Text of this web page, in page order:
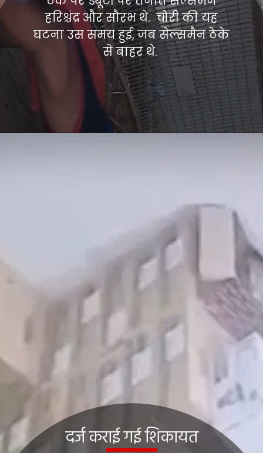
हरिश्चंद्र और सौरभ थे. चोरी की यह
घटना उस समय हुई, जब सेल्समैन ठेके
से बाहर थे.
दर्ज कराई गई शिकायत